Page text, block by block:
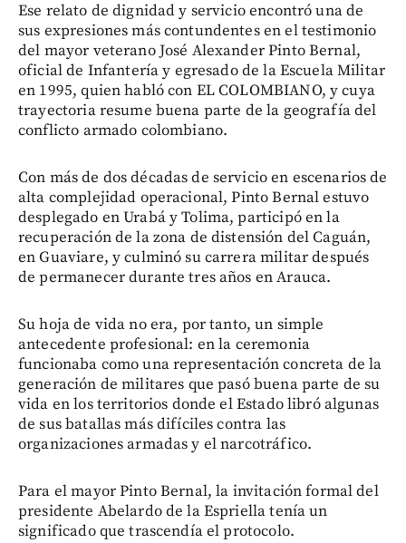
Ese relato de dignidad y servicio encontró una de
sus expresiones más contundentes en el testimonio
del mayor veterano José Alexander Pinto Bernal,
oficial de Infantería y egresado de la Escuela Militar
en 1995, quien habló con EL COLOMBIANO, y cuya
trayectoria resume buena parte de la geografía del
conflicto armado colombiano.
Con más de dos décadas de servicio en escenarios de
alta complejidad operacional, Pinto Bernal estuvo
desplegado en Urabá y Tolima, participó en la
recuperación de la zona de distensión del Caguán,
en Guaviare, y culminó su carrera militar después
de permanecer durante tres años en Arauca.
Su hoja de vida no era, por tanto, un simple
antecedente profesional: en la ceremonia
funcionaba como una representación concreta de la
generación de militares que pasó buena parte de su
vida en los territorios donde el Estado libró algunas
de sus batallas más difíciles contra las
organizaciones armadas y el narcotráfico.
Para el mayor Pinto Bernal, la invitación formal del
presidente Abelardo de la Espriella tenía un
significado que trascendía el protocolo.